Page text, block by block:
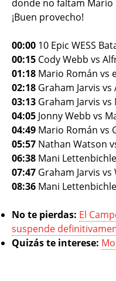
donde no faltam Mario
¡Buen provecho!
00:00 10 Epic WESS
00:15 Cody Webb vs
01:18 Mario Román vs
02:18 Graham Jarvis
03:13 Graham Jarvis
04:05 Jonny Webb vs
04:49 Mario Román vs
05:57 Nathan Watson
06:38 Mani
07:47 Graham Jarvis vs
08:36 Mani
No te pierdas: El
suspende
Quizás te interese: